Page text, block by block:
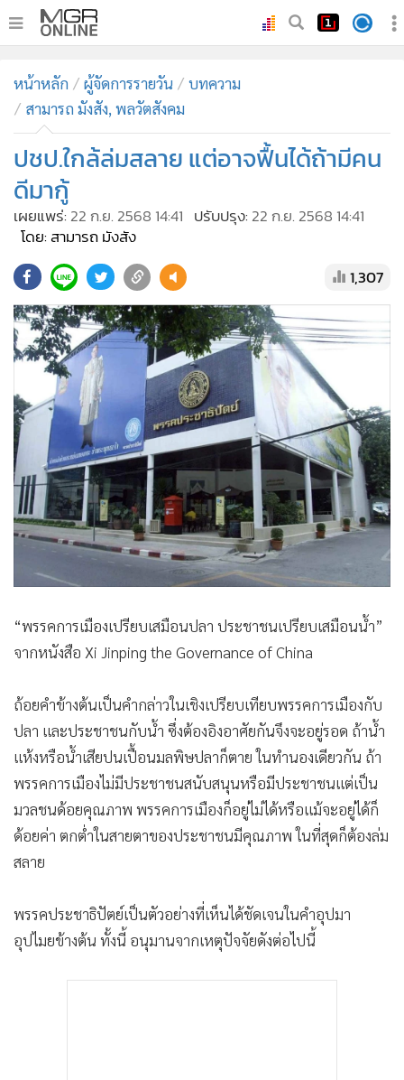
ทันเหตุการณ์
ภาคใต้
• ภูมิภาค
• Online Section
• บันเทิง
ผู้จัดการรายวัน
• คอลัมนิสต์
• ละคร
• CbizReview
• Cyber BIZ
ผู้จัดกวน
• Good health & Well-being
•
Green Innovation & SD
•
Management & HR
• MGR Live
• Infographic
การเมือง
ท่องเที่ยว
• ต่างประเทศ
• Special Scoop
• จีน
• ชุมชน-คุณภาพชีวิต
• อาชญากรรม
Motoring
•
เกม
• หุ้น
• อินโดจีน
หน้าหลัก ผู้จัดการรายวัน
บทความ
สามารถ มังสัง, พลวัตสังคม
ปชป.ใกล้ล่มสลาย แต่อาจฟื้นได้ถ้ามีคน
ดีมากู้
เผยแพร่: 22 ก.ย. 2568 14:41 ปรับปรุง: 22 ก.ย. 2568 14:41
โดย: สามารถ มังสัง
1,307
“พรรคการเมืองเปรียบเสมือนปลา ประชาชนเปรียบเสมือนน้ำ”
จากหนังสือ Xi Jinping the Governance of China
ถ้อยคำข้างต้นเป็นคำกล่าวในเชิงเปรียบเทียบพรรคการเมืองกับ
ปลา และประชาชนกับน้ำ ซึ่งต้องอิงอาศัยกันจึงจะอยู่รอด ถ้าน้ำ
แห้งหรือน้ำเสียปนเปื้อนมลพิษปลาก็ตาย ในทำนองเดียวกัน ถ้า
พรรคการเมืองไม่มีประชาชนสนับสนุนหรือมีประชาชนแต่เป็น
มวลชนด้อยคุณภาพ พรรคการเมืองก็อยู่ไม่ได้หรือแม้จะอยู่ได้ก็
ด้อยค่า ตกต่ำในสายตาของประชาชนมีคุณภาพ ในที่สุดก็ต้องล่ม
สลาย
พรรคประชาธิปัตย์เป็นตัวอย่างที่เห็นได้ชัดเจนในคำอุปมา
อุปไมยข้างต้น ทั้งนี้ อนุมานจากเหตุปัจจัยดังต่อไปนี้